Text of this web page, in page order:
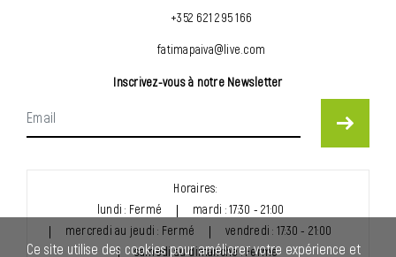
+352 621 295 166
fatimapaiva@live.com
Inscrivez-vous à notre Newsletter
Horaires:
lundi : Fermé
mardi : 17:30 - 21:00
mercredi au jeudi : Fermé
vendredi : 17:30 - 21:00
samedi au dimanche : Fermé
Ce site utilise des cookies pour améliorer votre expérience et